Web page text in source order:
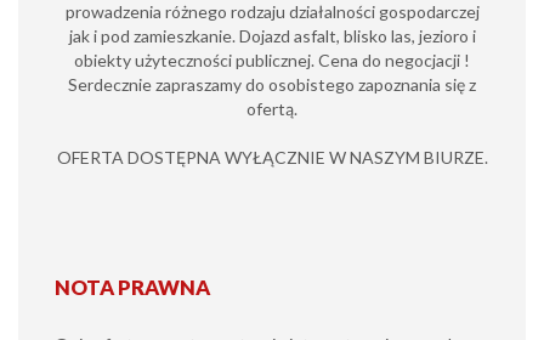
prowadzenia różnego rodzaju działalności gospodarczej
jak i pod zamieszkanie. Dojazd asfalt, blisko las, jezioro i
obiekty użyteczności publicznej. Cena do negocjacji !
Serdecznie zapraszamy do osobistego zapoznania się z
ofertą.
OFERTA DOSTĘPNA WYŁĄCZNIE W NASZYM BIURZE.
NOTA PRAWNA